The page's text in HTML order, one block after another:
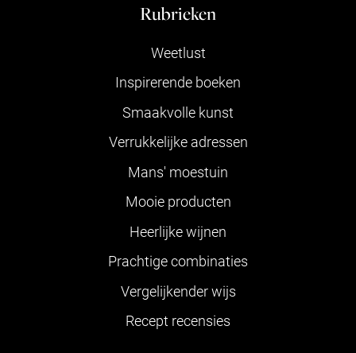
Rubrieken
Weetlust
Inspirerende boeken
Smaakvolle kunst
Verrukkelijke adressen
Mans' moestuin
Mooie producten
Heerlijke wijnen
Prachtige combinaties
Vergelijkender wijs
Recept recensies